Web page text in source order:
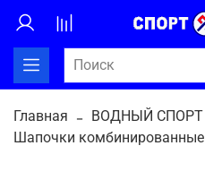
Главная ВОДНЫЙ СПОРТ
Шапочки комбинированные